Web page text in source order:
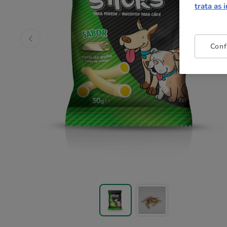
trata as